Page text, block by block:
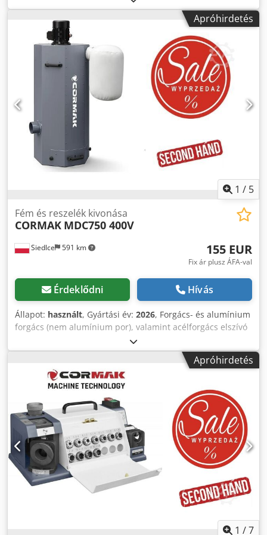
válaszolok. A gyártósorra ÁFA-s számla kerül kiállításra.
200 mm MIN. HAJLÍTÁSI HOSSZ/SZÉLESSÉG: 160-350 mm
KAPACITÁS: 32 t Crsdoy T Szyjpfx Altsf VEZÉRLŐ EGYSÉG:
SIEMENS 840D SÚLY: 30 000 kg TELJES MÉRET: 8500 x 7000
x 2850 mm TARTOZÉKOK: AUTOMATA SZERSZÁMCSERE;
MANIPULÁTOR; REVERZIBILIS HAJLÍTÁSI CIKLUS;
LEMEZKÖZPONTOSÍTÓ RENDSZER MEGJEGYZÉS: 2 ASP/700
CNC SEGÉD TENGELY NÉLKÜL; TOVÁBBI FELSŐ SZERSZÁM;
BETÖLTŐ-KIADÓ RENDSZER
Apróhirdetés
1 / 5
Siedlce 591 km
Fém és reszelék kivonása
CORMAK MDC750 400V
155 EUR
Fix ár plusz ÁFA-val
Érdeklődni Hívás
Állapot: használt, Gyártási év: 2026, Forgács- és alumínium
forgács (nem alumínium por), valamint acélforgács elszívó
berendezés gépekhez és a munkaállomás tisztításához. Az
oldalsó turbina használata ideálissá teszi a gépet nagy
mennyiségű forgács keletkezése esetén történő
csatlakoztatásra. Porleválasztó szűrővel és gyűjtőtartállyal
(kihúzható fiókkal) van felszerelve a melléktermék
ürítéséhez. Géptulajdonságok: Gyors és egyszerű
szűrőcsere Nagy forgács- és hulladéktartály Gyors
hozzáférés a gyűjtőtartályhoz Stabil, kompakt ház Nagy
tartálykapacitás Hatékony elszívás Műszaki adatok: MOTOR
0,75 kW FESZÜLTSÉG 400 V / 50 Hz ELSZÍVÓCSŐ CSATL.
ÁTMÉRŐJE 1 x 100 mm ELSZÍVÁSI TELJESÍTMÉNY ZSÁK
NÉLKÜL 1800 m³/h ELSZÍVÁSI TELJESÍTMÉNY ZSÁKKAL 1520
m³/h LAPÁTÁTMÉRŐ 350 mm MÉRETEK 870 x 560 x 1170
mm TÖMEG 31 kg Csdpfx Alowl Dn Aeterf HASZNÁLT
Apróhirdetés
1 /7